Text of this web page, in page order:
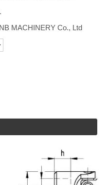
MACHINERY Co., Ltd